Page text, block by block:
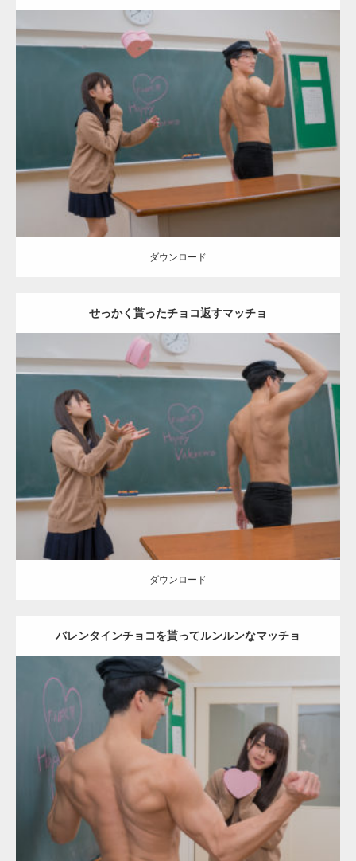
Update:
バレンタインのマッチョ(学校) kaichan
AKIHITO(細マッチ
ョ)
Kaori
ダウンロード
ダウンロード
せっかく貰ったチョコ返すマッチョ
2022.01.28
Category:バレンタインのマッチョ(学校) kaichan
AKIHITO(細マッチ
Kaori 背中
ダウンロード
ダウンロード
バレンタインチョコを貰ってルンルンなマッチョ
Update: 2022.01.28
Category:バレンタインのマッチョ(学校) kaichanAKIHITO(細マッチ
背中
ダウンロード